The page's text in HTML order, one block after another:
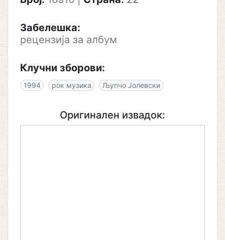
Забелешка:
рецензија за албум
Клучни зборови:
1994 рок музика Љупчо Јолевски
Оригинален извадок: